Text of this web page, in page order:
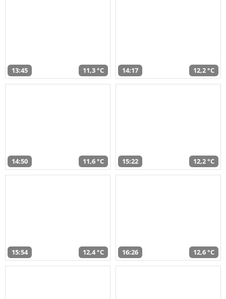
13:45 11,3 °C 14:17 12,2 °C
14:50 11,6 °C 15:22 12,2 °C
15:54 12,4 °C 16:26 12,6 °C